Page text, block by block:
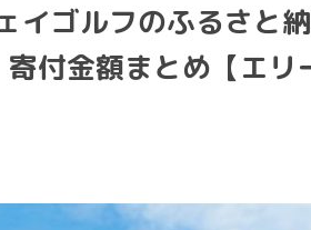
イゴルフのふるさと
付金額まとめ【エリ